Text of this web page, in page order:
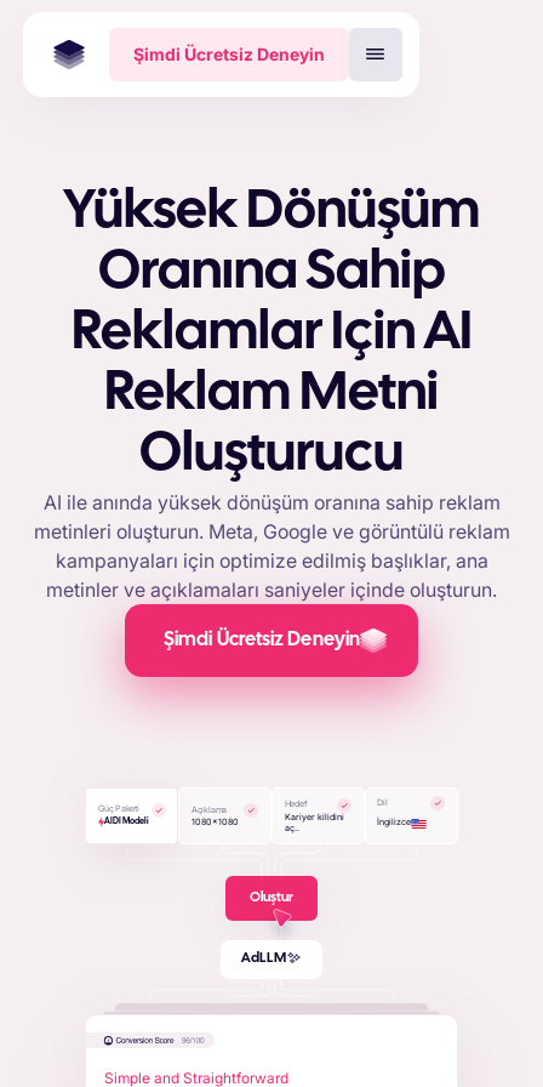
Şimdi Ücretsiz Deneyin
Yüksek Dönüşüm
Oranına Sahip
Reklamlar Için AI
Reklam Metni
Oluşturucu
AI ile anında yüksek dönüşüm oranına sahip reklam
metinleri oluşturun. Meta, Google ve görüntülü reklam
kampanyaları için optimize edilmiş başlıklar, ana
metinler ve açıklamaları saniyeler içinde oluşturun.
Şimdi Ücretsiz Deneyin
Güç Paketi
AIDI Modeli
Açıklama
1080x1080
Hedef
Kariyer kilidini
aç..
Dil
İngilizce
Oluştur
AdLLM
Simple and Straightforward